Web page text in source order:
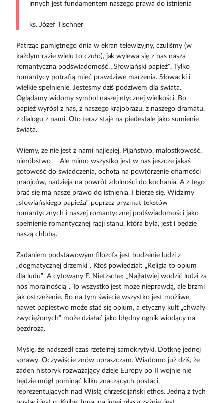
innych jest fundamentem naszego prawa do istnienia
ks. Józef Tischner
Patrząc pamiętnego dnia w ekran telewizyjny, czuliśmy (w
każdym razie wielu to czuło), jak wylewa się z nas nasza
romantyczna podświadomość. „Słowiański papież”. Tylko
romantycy potrafią mieć prawdziwe marzenia. Słowacki i
wielkie spełnienie. Jesteśmy dziś podziwem dla świata.
Oglądamy widomy symbol naszej etycznej wielkości. Bo
papież wyrósł z nas, z naszego krajobrazu, z naszego dramatu,
z dialogu z nami. Oto teraz staje na piedestale jako sumienie
świata.
Wiemy, że nie jest z nami najlepiej. Pijaństwo, małostkowość,
nieróbstwo… Ale mimo wszystko jest w nas jeszcze jakaś
gotowość do świadczenia, ochota na powtórzenie ofiarności
praojców, nadzieja na powrót zdolności do kochania. A z tego
brać się ma nasze prawo do istnienia. I bierze się. Widzimy
„słowiańskiego papieża” poprzez pryzmat tekstów
romantycznych i naszej romantycznej podświadomości jako
spełnienie romantycznej racji stanu, która była, jest i będzie
naszą chlubą.
Zadaniem podstawowym filozofa jest budzenie ludzi z
„dogmatycznej drzemki”. Ktoś powiedział: „Religia to opium
dla ludu”. A cytowany F. Nietzsche: „Najłatwiej wodzić ludzi za
nos moralnością”. To wszystko jest może nieprawdą, ale brzmi
jak ostrzeżenie. Bo na tym świecie wszystko jest możliwe,
nawet papiestwo może stać się opium, a etyczny kult „chwały
zwyciężonych” może działać jako błędny ognik wiodący na
bezdroża.
Myślę, że nadszedł czas rzetelnej samokrytyki. Dotknę jednej
sprawy. Oczywiście znów upraszczam. Wiadomo już dziś, że
żaden historyk rozważający dzieje Europy po II wojnie nie
będzie mógł pominąć kilku znaczących postaci,
reprezentujących nad Wisłą chrześcijański ethos. Jedną z tych